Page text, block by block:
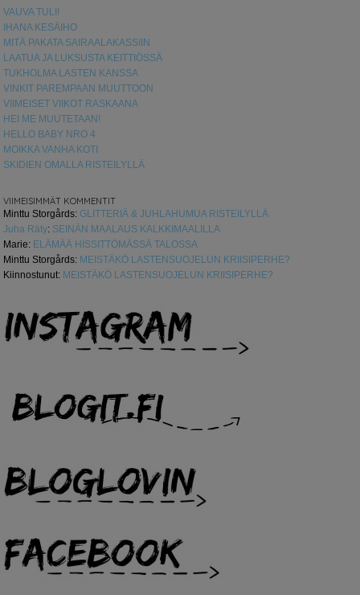
VAUVA TULI!
IHANA KESÄIHO
MITÄ PAKATA SAIRAALAKASSIIN
LAATUA JA LUKSUSTA KEITTIÖSSÄ
TUKHOLMA LASTEN KANSSA
VINKIT PAREMPAAN MUUTTOON
VIIMEISET VIIKOT RASKAANA
HEI ME MUUTETAAN!
HELLO BABY NRO 4
MOIKKA VANHA KOTI
SKIDIEN OMALLA RISTEILYLLÄ
VIIMEISIMMÄT KOMMENTIT
Minttu Storgårds: GLITTERIÄ & JUHLAHUMUA RISTEILYLLÄ
Juha Räty: SEINÄN MAALAUS KALKKIMAALILLA
Marie: ELÄMÄÄ HISSITTÖMÄSSÄ TALOSSA
Minttu Storgårds: MEISTÄKÖ LASTENSUOJELUN KRIISIPERHE?
Kiinnostunut: MEISTÄKÖ LASTENSUOJELUN KRIISIPERHE?